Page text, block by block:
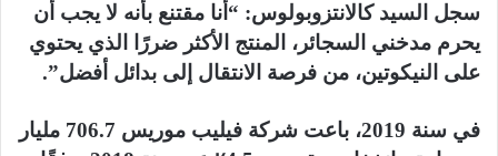
سجل السيد كالانتزوبولوس: “أنا مقتنع بأنه لا يجب أن
يحرم مدخني السجائر، المنتج الأكثر ضررًا الذي يحتوي
على النيكوتين، من فرصة الانتقال إلى بدائل أفضل”.
في سنة 2019، باعت شركة فيليب موريس 706.7 مليار